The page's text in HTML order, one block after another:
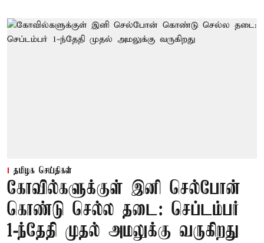
தமிழக செய்திகள்
கோவில்களுக்குள் இனி செல்போன்
கொண்டு செல்ல தடை: செப்டம்பர்
1-ந்தேதி முதல் அமலுக்கு வருகிறது